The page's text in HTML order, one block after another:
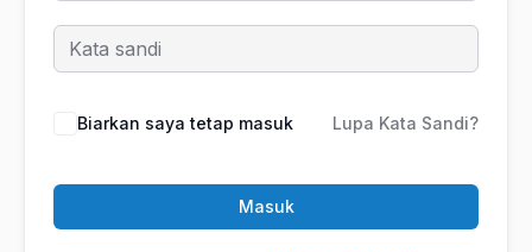
Biarkan saya tetap masuk Lupa Kata Sandi?
Masuk